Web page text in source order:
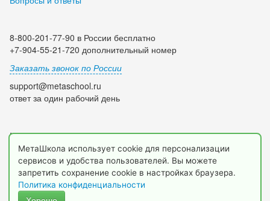
8-800-201-77-90 в России бесплатно
+7-904-55-21-720 дополнительный номер
Заказать звонок по России
support@metaschool.ru
ответ за один рабочий день
Мы в социальных сетях:
МетаШкола использует cookie для персонализации
сервисов и удобства пользователей. Вы можете
запретить сохранение cookie в настройках браузера.
Политика конфиденциальности